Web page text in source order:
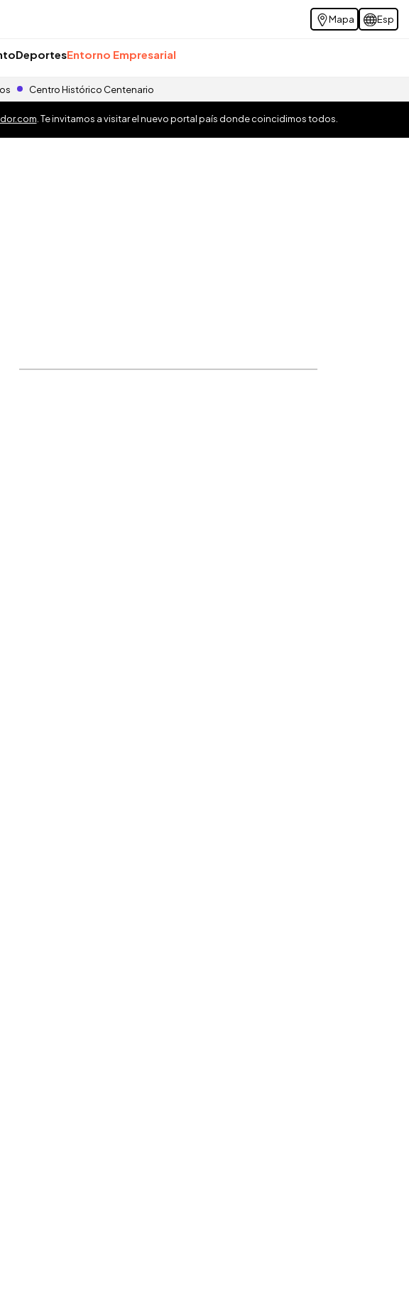
Mapa Esp
DeportesEntorno Empresarial
Centro Histórico Centenario
. Te invitamos a visitar el nuevo portal país donde coincidimos todos.